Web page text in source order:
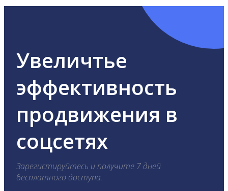
Увеличтье
эффективность
продвижения в
соцсетях
Зарегистируйтесь и получите 7 дней
бесплатного доступа.